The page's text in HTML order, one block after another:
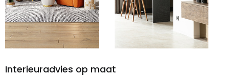
Interieuradvies op maat